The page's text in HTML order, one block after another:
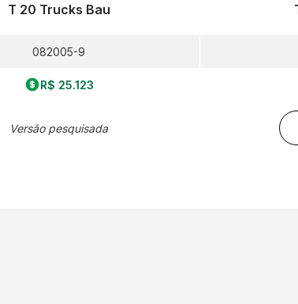
T 20 Trucks Bau
082005-9
R$ 25.123
Versão pesquisada